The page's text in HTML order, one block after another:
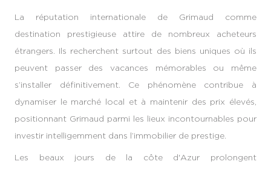
La réputation internationale de Grimaud comme
destination prestigieuse attire de nombreux acheteurs
étrangers. Ils recherchent surtout des biens uniques où ils
peuvent passer des vacances mémorables ou même
s’installer définitivement. Ce phénomène contribue à
dynamiser le marché local et à maintenir des prix élevés,
positionnant Grimaud parmi les lieux incontournables pour
investir intelligemment dans l’immobilier de prestige.
Les beaux jours de la côte d'Azur prolongent